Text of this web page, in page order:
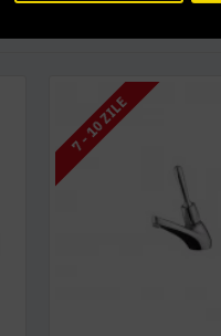
7 - 10 ZILE